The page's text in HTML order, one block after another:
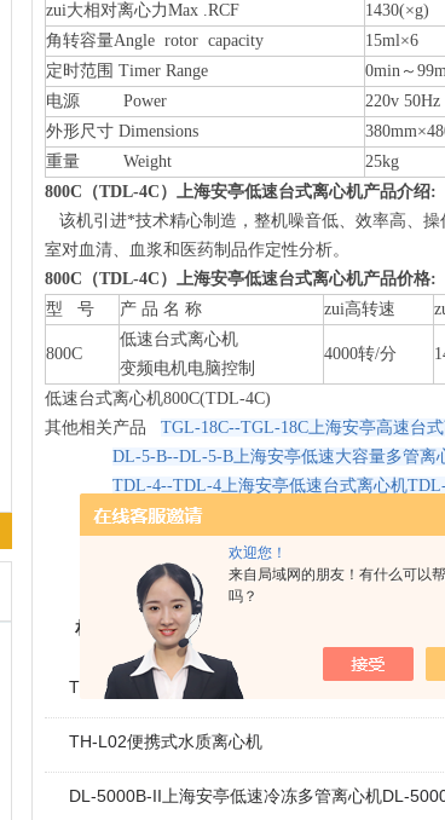
欢迎您！
来自局域网的朋友！有什么可以
吗？
zui大相对离心力Max .RCF
1430(×g)
角转容量Angle rotor capacity
15ml×6
定时范围 Timer Range
0min～
电源 Power
220v 50Hz
外形尺寸 Dimensions
重量 Weight
25kg
800C（TDL-4C）上海安亭低速台式离心机产品介绍:
该机引进*技术精心制造，整机噪音低、效率高、
室对血清、血浆和医药制品作定性分析。
800C（TDL-4C）上海安亭低速台式离心机产品价格:
型 号
产 品 名 称 zui高转速
800C
低速台式离心机
变频电机电脑控制
4000转/分
低速台式离心机800C(TDL-4C)
其他相关产品 TGL-18C--TGL-18C上海安亭高速台
DL-5-B--DL-5-B上海安亭低速大容量多管离
TDL-4--TDL-4上海安亭低速台式离心机TDL-
GL-21C--GL-21C上海安亭高速冷冻离心机进
GL-20B--GL-20B上海安亭高速冷冻离心机进
TLXJ-IIC--TLXJ-IIC上海安亭低速台式大容
相关产品
TGL16-M台式高速冷冻离心机
TH-L02便携式水质离心机
DL-5000B-II上海安亭低速冷冻多管离心机DL-